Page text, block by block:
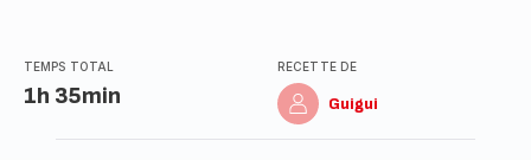
TEMPS TOTAL
1h 35min
RECETTE DE
Guigui